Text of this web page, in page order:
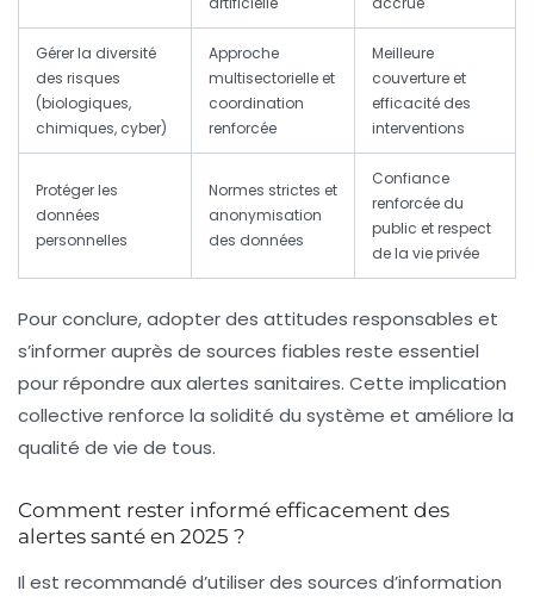
Gérer la diversité
des risques
(biologiques,
chimiques, cyber)
Approche
multisectorielle et
coordination
renforcée
Meilleure
couverture et
efficacité des
interventions
Protéger les
données
personnelles
Normes strictes et
anonymisation
des données
Confiance
renforcée du
public et respect
de la vie privée
Pour conclure, adopter des attitudes responsables et
s’informer auprès de sources fiables reste essentiel
pour répondre aux alertes sanitaires. Cette implication
collective renforce la solidité du système et améliore la
qualité de vie de tous.
Comment rester informé efficacement des
alertes santé en 2025 ?
Il est recommandé d’utiliser des sources d’information